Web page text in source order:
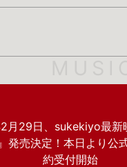
月29日、sukekiyo最新
発売決定！本日より公
約受付開始